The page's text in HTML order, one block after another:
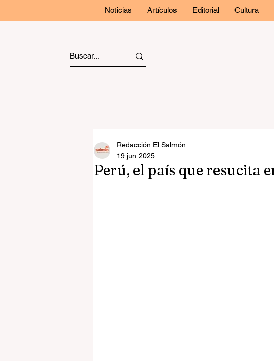
Noticias Artículos Editorial Cultura
Perú, el país que resucita
Redacción El Salmón
19 jun 2025